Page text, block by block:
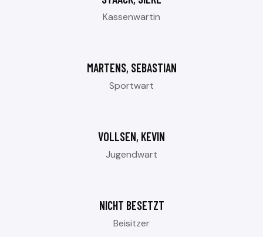
Kassenwartin
MARTENS, SEBASTIAN
Sportwart
VOLLSEN, KEVIN
Jugendwart
NICHT BESETZT
Beisitzer